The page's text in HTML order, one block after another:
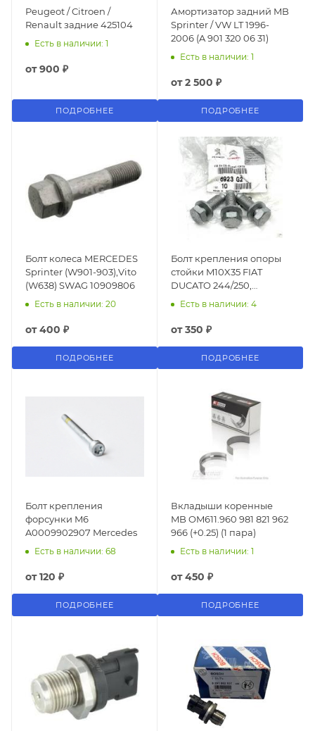
Peugeot / Citroen /
Renault задние 425104
Есть в наличии: 1
от900 ₽
ПОДРОБНЕЕ
Амортизатор задний MB
Sprinter / VW LT 1996-
2006 (A 901 320 06 31)
Есть в наличии: 1
от2 500 ₽
ПОДРОБНЕЕ
Болт колеса MERCEDES
Sprinter (W901-903),Vito
(W638) SWAG 10909806
Есть в наличии: 20
от400 ₽
ПОДРОБНЕЕ
Болт крепления опоры
стойки M10X35 FIAT
DUCATO 244/250,
Peugeot Boxer, Citroen J
Есть в наличии: 4
от350 ₽
ПОДРОБНЕЕ
Болт крепления
форсунки M6
A0009902907 Mercedes
Есть в наличии: 68
от120 ₽
ПОДРОБНЕЕ
Вкладыши коренные
MB OM611.960 981 821 962
966 (+0.25) (1 пара)
Есть в наличии: 1
от450 ₽
ПОДРОБНЕЕ